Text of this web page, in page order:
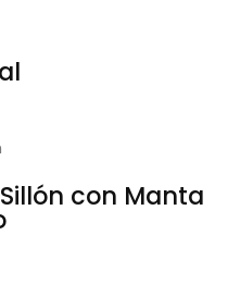
Sillón con Manta